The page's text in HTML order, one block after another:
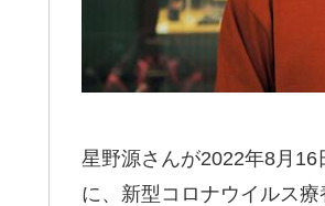
星野源さんが2022年8月16
に、新型コロナウイルス